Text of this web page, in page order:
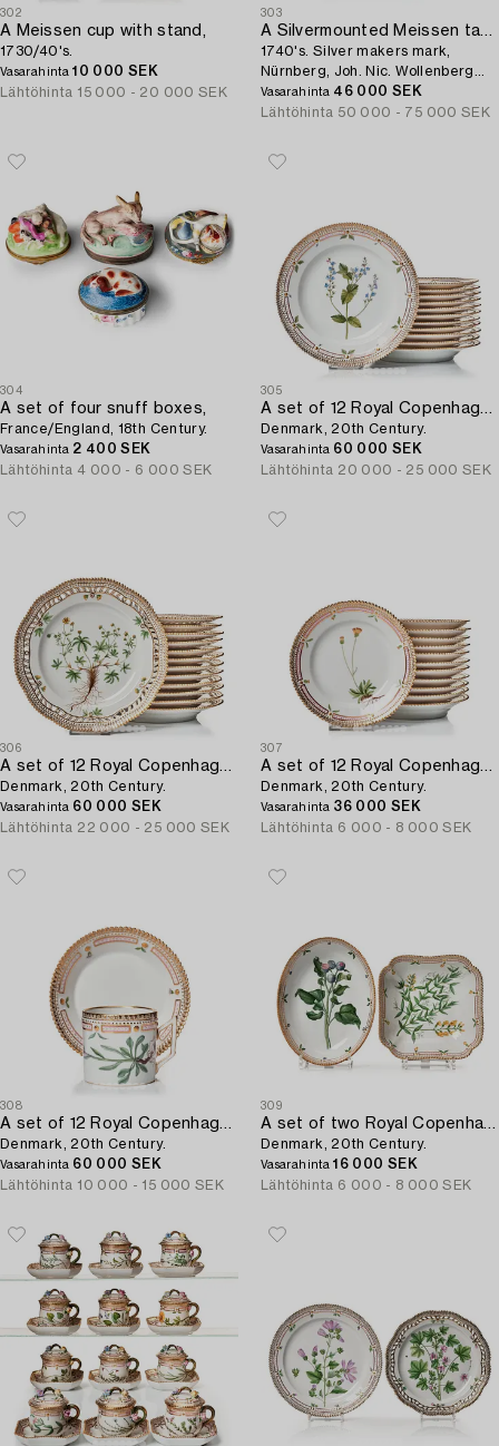
302
A Meissen cup with stand,
1730/40's.
Vasarahinta10 000 SEK
Lähtöhinta 15 000 - 20 000 SEK
303
A Silvermounted Meissen tankard,
1740's. Silver makers mark,
Nürnberg, Joh. Nic. Wollenberg
(1759-1789).
Vasarahinta 46 000 SEK
Lähtöhinta 50 000 - 75 000 SEK
304
A set of four snuff boxes,
France/England, 18th Century.
Vasarahinta 2 400 SEK
Lähtöhinta 4 000 - 6 000 SEK
305
A set of 12 Royal Copenhagen 'Flora Danica' dinner plates,
Denmark, 20th Century.
Vasarahinta 60 000 SEK
Lähtöhinta 20 000 - 25 000 SEK
306
A set of 12 Royal Copenhagen 'Flora Danica' dessert dishes,
Denmark, 20th Century.
Vasarahinta 60 000 SEK
Lähtöhinta 22 000 - 25 000 SEK
307
A set of 12 Royal Copenhagen 'Flora Danica' dishes,
Denmark, 20th Century.
Vasarahinta 36 000 SEK
Lähtöhinta 6 000 - 8 000 SEK
308
A set of 12 Royal Copenhagen 'Flora Danica' cups with stands,
Denmark, 20th Century.
Vasarahinta 60 000 SEK
Lähtöhinta 10 000 - 15 000 SEK
309
A set of two Royal Copenhagen 'Flora Danica' dishes,
Denmark, 20th Century.
Vasarahinta16 000 SEK
Lähtöhinta 6 000 - 8 000 SEK